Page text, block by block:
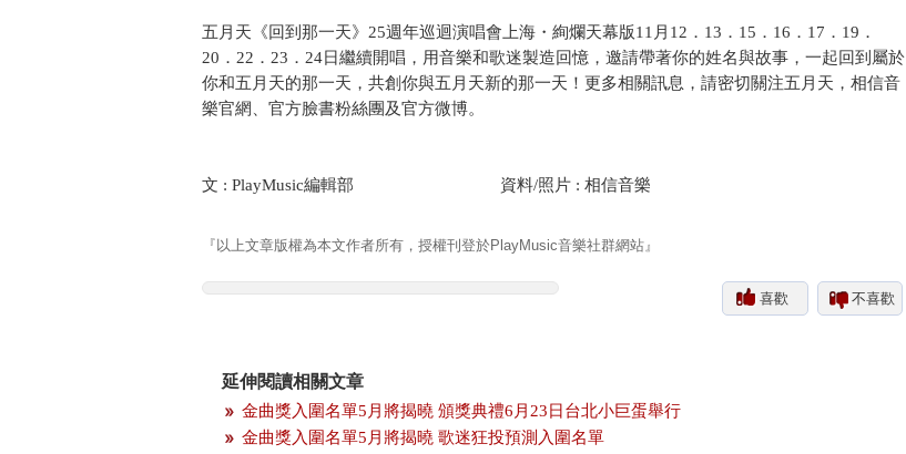
五月天《回到那一天》25週年巡迴演唱會上海・絢爛天幕版11月12．13．15．16．17．19．
20．22．23．24日繼續開唱，用音樂和歌迷製造回憶，邀請帶著你的姓名與故事，一起回到屬於
你和五月天的那一天，共創你與五月天新的那一天！更多相關訊息，請密切關注五月天，相信音
樂官網、官方臉書粉絲團及官方微博。
文 : PlayMusic編輯部 資料/照片 : 相信音樂
『以上文章版權為本文作者所有，授權刊登於PlayMusic音樂社群網站』
喜歡 不喜歡
延伸閱讀相關文章
金曲獎入圍名單5月將揭曉 頒獎典禮6月23日台北小巨蛋舉行
金曲獎入圍名單5月將揭曉 歌迷狂投預測入圍名單